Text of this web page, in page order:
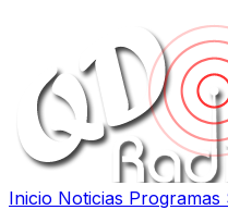
Inicio Noticias Programas